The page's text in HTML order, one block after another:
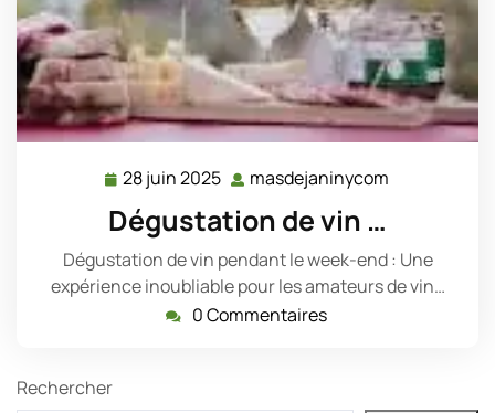
28 juin 2025 28
juin
2025
masdejaninycom
Dégustation de vin …
Dégustation de vin pendant le week-end : Une
expérience inoubliable pour les amateurs de vin…
0 Commentaires
Rechercher